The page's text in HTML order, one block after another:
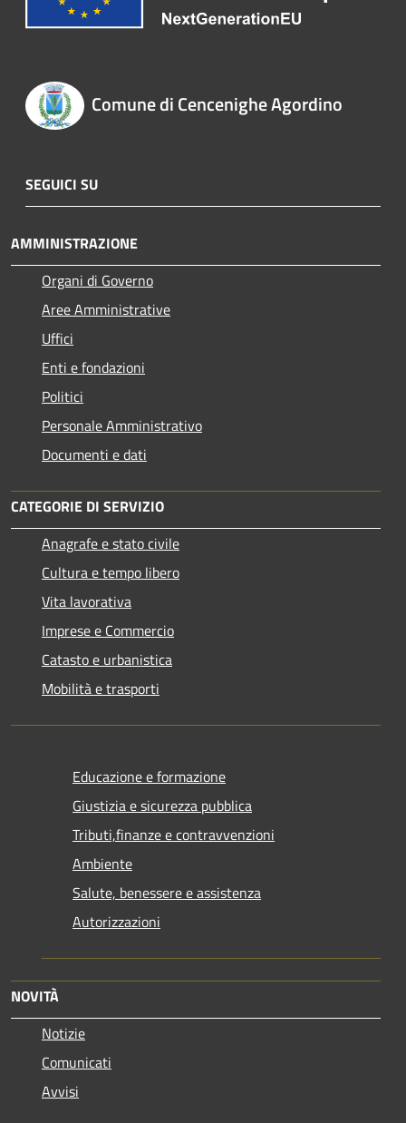
Comune di Cencenighe Agordino
SEGUICI SU
AMMINISTRAZIONE
Organi di Governo
Aree Amministrative
Uffici
Enti e fondazioni
Politici
Personale Amministrativo
Documenti e dati
CATEGORIE DI SERVIZIO
Anagrafe e stato civile
Cultura e tempo libero
Vita lavorativa
Imprese e Commercio
Catasto e urbanistica
Mobilità e trasporti
Educazione e formazione
Giustizia e sicurezza pubblica
Tributi,finanze e contravvenzioni
Ambiente
Salute, benessere e assistenza
Autorizzazioni
NOVITÀ
Notizie
Comunicati
Avvisi